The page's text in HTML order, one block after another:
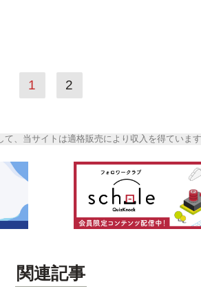
1 2
、当サイトは適格販売により収入を得ています
関連記事